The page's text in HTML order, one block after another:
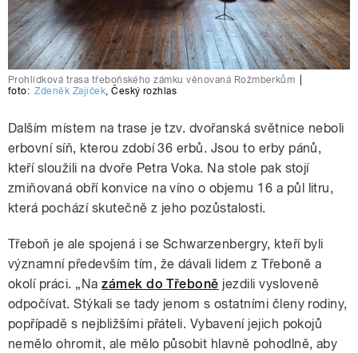
Prohlídková trasa třeboňského zámku věnovaná Rožmberkům
foto: Zdeněk Zajíček,Český rozhlas
Dalším místem na trase je tzv. dvořanská světnice neboli
erbovní síň, kterou zdobí 36 erbů. Jsou to erby pánů,
kteří sloužili na dvoře Petra Voka. Na stole pak stojí
zmiňovaná obří konvice na víno o objemu 16 a půl litru,
která pochází skutečně z jeho pozůstalosti.
Třeboň je ale spojená i se Schwarzenbergry, kteří byli
významní především tím, že dávali lidem z Třeboně a
okolí práci. „Nazámek do Třeboně jezdili vysloveně
odpočívat. Stýkali se tady jenom s ostatními členy rodiny,
popřípadě s nejbližšími přáteli. Vybavení jejich pokojů
nemělo ohromit, ale mělo působit hlavně pohodlně, aby